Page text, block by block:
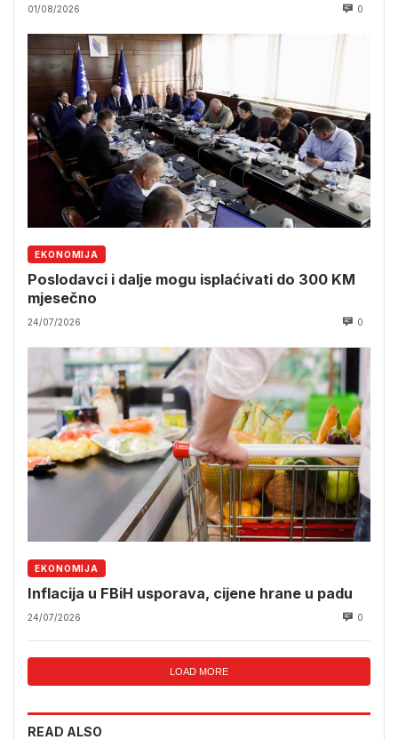
01/08/2026 0
EKONOMIJA
Poslodavci i dalje mogu isplaćivati do 300 KM
mjesečno
24/07/2026 0
EKONOMIJA
Inflacija u FBiH usporava, cijene hrane u padu
24/07/2026 0
LOAD MORE
READ ALSO